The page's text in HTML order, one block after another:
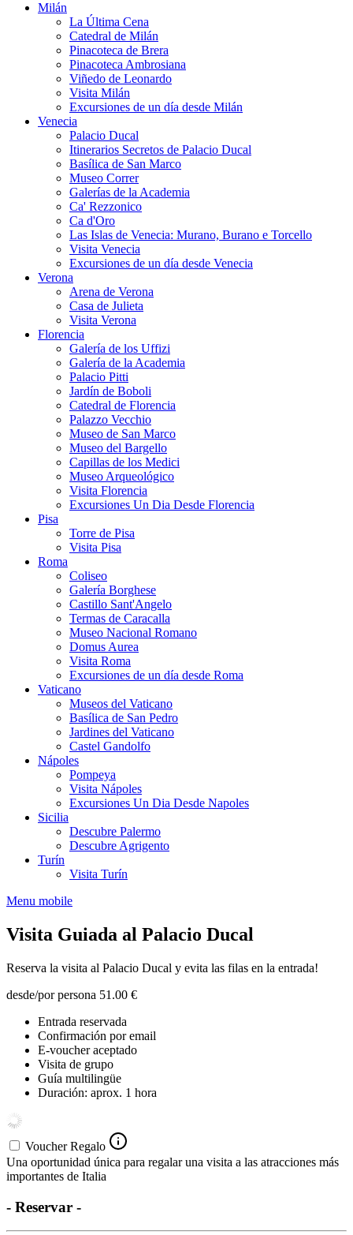
Milán
La Última Cena
Catedral de Milán
Pinacoteca de Brera
Pinacoteca Ambrosiana
Viñedo de Leonardo
Visita Milán
Excursiones de un día desde Milán
Venecia
Palacio Ducal
Itinerarios Secretos de Palacio Ducal
Basílica de San Marco
Museo Correr
Galerías de la Academia
Ca' Rezzonico
Ca d'Oro
Las Islas de Venecia: Murano, Burano e Torcello
Visita Venecia
Excursiones de un día desde Venecia
Verona
Arena de Verona
Casa de Julieta
Visita Verona
Florencia
Galería de los Uffizi
Galería de la Academia
Palacio Pitti
Jardín de Boboli
Catedral de Florencia
Palazzo Vecchio
Museo de San Marco
Museo del Bargello
Capillas de los Medici
Museo Arqueológico
Visita Florencia
Excursiones Un Dia Desde Florencia
Pisa
Torre de Pisa
Visita Pisa
Roma
Coliseo
Galería Borghese
Castillo Sant'Angelo
Termas de Caracalla
Museo Nacional Romano
Domus Aurea
Visita Roma
Excursiones de un día desde Roma
Vaticano
Museos del Vaticano
Basílica de San Pedro
Jardines del Vaticano
Castel Gandolfo
Nápoles
Pompeya
Visita Nápoles
Excursiones Un Dia Desde Napoles
Sicilia
Descubre Palermo
Descubre Agrigento
Turín
Visita Turín
Menu mobile
Visita Guiada al Palacio Ducal
Reserva la visita al Palacio Ducal y evita las filas en la entrada!
desde/por persona 51.00 €
Entrada reservada
Confirmación por email
E-voucher aceptado
Visita de grupo
Guía multilingüe
Duración: aprox. 1 hora
Voucher Regalo
Una oportunidad única para regalar una visita a las atracciones más
importantes de Italia
- Reservar -